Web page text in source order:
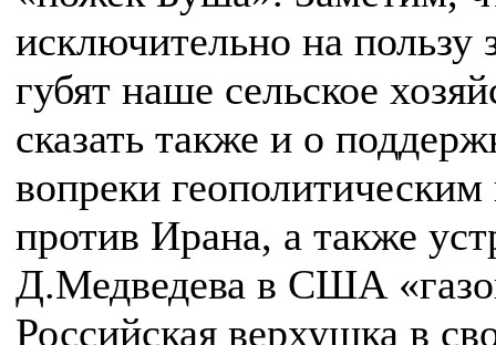
исключительно на пользу
губят наше сельское
сказать также и о
вопреки
против Ирана, а также
Д.Медведева в США
Российская верхушка в